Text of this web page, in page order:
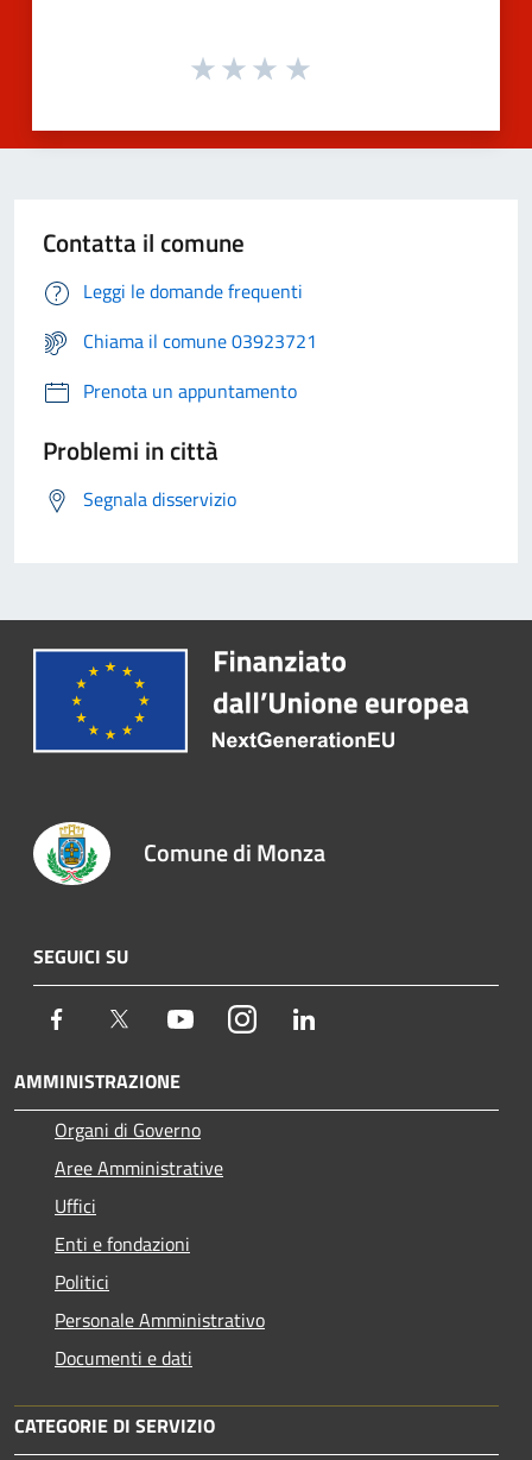
Contatta il comune
Leggi le domande frequenti
Chiama il comune 03923721
Prenota un appuntamento
Problemi in città
Segnala disservizio
Comune di Monza
SEGUICI SU
Facebook Twitter YoutubeInstagram
AMMINISTRAZIONE
Organi di Governo
Aree Amministrative
Uffici
Enti e fondazioni
Politici
Personale Amministrativo
Documenti e dati
CATEGORIE DI SERVIZIO